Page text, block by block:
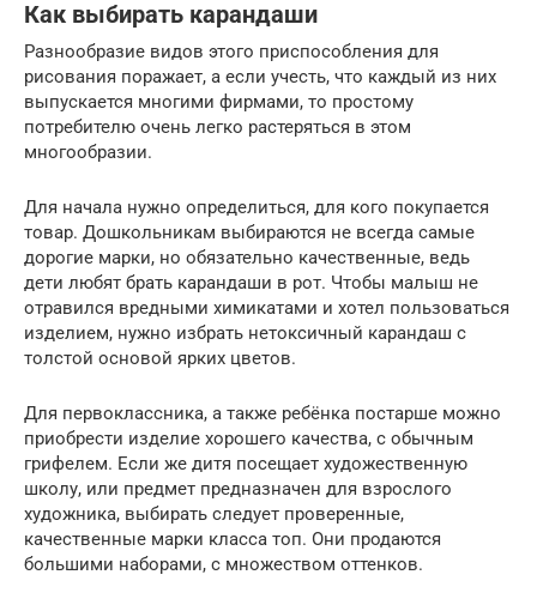
Как выбирать карандаши
Разнообразие видов этого приспособления для
рисования поражает, а если учесть, что каждый из них
выпускается многими фирмами, то простому
потребителю очень легко растеряться в этом
многообразии.
Для начала нужно определиться, для кого покупается
товар. Дошкольникам выбираются не всегда самые
дорогие марки, но обязательно качественные, ведь
дети любят брать карандаши в рот. Чтобы малыш не
отравился вредными химикатами и хотел пользоваться
изделием, нужно избрать нетоксичный карандаш с
толстой основой ярких цветов.
Для первоклассника, а также ребёнка постарше можно
приобрести изделие хорошего качества, с обычным
грифелем. Если же дитя посещает художественную
школу, или предмет предназначен для взрослого
художника, выбирать следует проверенные,
качественные марки класса топ. Они продаются
большими наборами, с множеством оттенков.